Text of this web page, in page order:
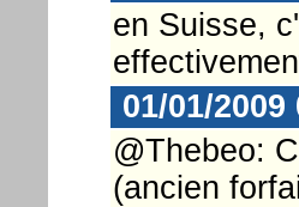
en Suisse,
01/01/
@Thebeo:
(ancien